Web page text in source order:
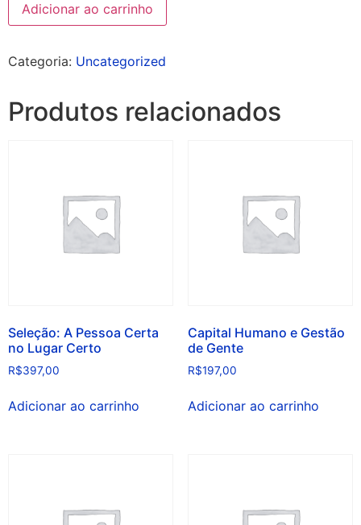
Adicionar ao carrinho
Categoria: Uncategorized
Produtos relacionados
Seleção: A Pessoa Certa
no Lugar Certo
R$397,00
Adicionar ao carrinho
Capital Humano e Gestão
de Gente
R$197,00
Adicionar ao carrinho